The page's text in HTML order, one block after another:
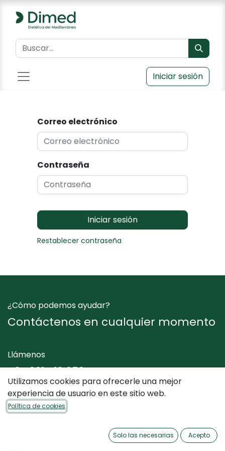
Iniciar sesión
Correo electrónico
Contraseña
Iniciar sesión
Restablecer contraseña
¿Cómo podemos ayudar?
Contáctenos en cualquier momento
Llámenos
+34 961 412 050
Envíenos un mensaje
Utilizamos cookies para ofrecerle una mejor
experiencia de usuario en este sitio web.
Política de cookies
Solo las necesarias Acepto